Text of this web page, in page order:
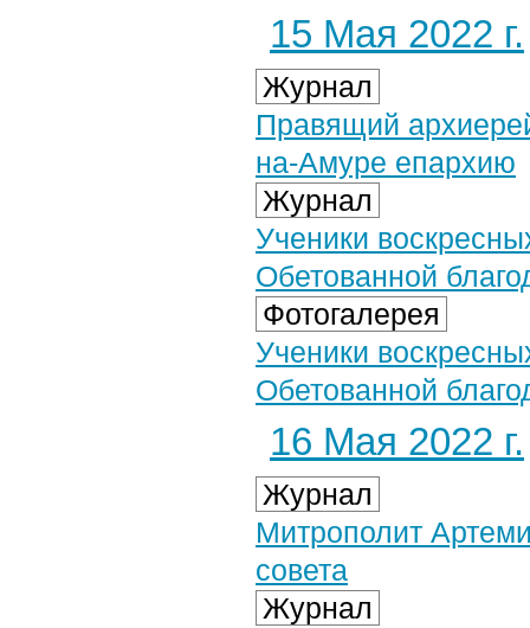
15 Мая 2022 г.
Журнал
Правящий
на-Амуре епархию
Журнал
Ученики
Обетованной
Фотогалерея
Ученики
Обетованной
16 Мая 2022 г.
Журнал
Митрополит
совета
Журнал